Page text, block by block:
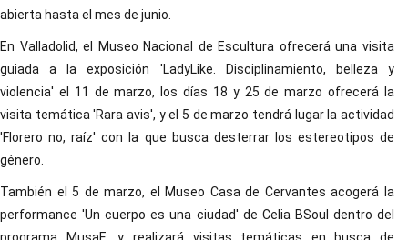
abierta hasta el mes de junio.
En Valladolid, el Museo Nacional de Escultura ofrecerá una visita
guiada a la exposición 'LadyLike. Disciplinamiento, belleza y
violencia' el 11 de marzo, los días 18 y 25 de marzo ofrecerá la
visita temática 'Rara avis', y el 5 de marzo tendrá lugar la actividad
'Florero no, raíz' con la que busca desterrar los estereotipos de
género.
También el 5 de marzo, el Museo Casa de Cervantes acogerá la
performance 'Un cuerpo es una ciudad' de Celia BSoul dentro del